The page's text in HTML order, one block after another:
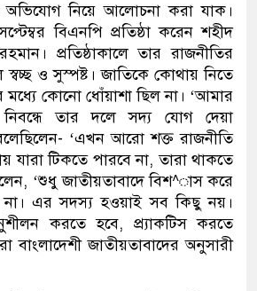
অভিযোগ নিয়ে আলোচনা করা যাক।
বিএনপি প্রতিষ্ঠা করেন শহীদ
প্রতিষ্ঠাকালে তার রাজনীতির
স্বচ্ছ ও সুস্পষ্ট। জাতিকে কোথায় নিতে
মধ্যে কোনো ধোঁয়াশা ছিল না। ‘আমার
নিবন্ধে তার দলে সদ্য যোগ দেয়া
‘এখন আরো শক্ত রাজনীতি
যারা টিকতে পারবে না, তারা থাকতে
‘শুধু জাতীয়তাবাদে বিশ^াস করে
এর সদস্য হওয়াই সব কিছু নয়।
করতে হবে, প্র্যাকটিস করতে
বাংলাদেশী জাতীয়তাবাদের অনুসারী